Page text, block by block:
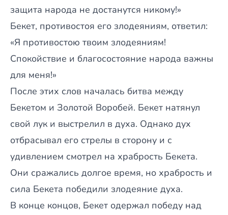
защита народа не достанутся никому!»
Бекет, противостоя его злодеяниям, ответил:
«Я противостою твоим злодеяниям!
Спокойствие и благосостояние народа важны
для меня!»
После этих слов началась битва между
Бекетом и Золотой Воробей. Бекет натянул
свой лук и выстрелил в духа. Однако дух
отбрасывал его стрелы в сторону и с
удивлением смотрел на храбрость Бекета.
Они сражались долгое время, но храбрость и
сила Бекета победили злодеяние духа.
В конце концов, Бекет одержал победу над